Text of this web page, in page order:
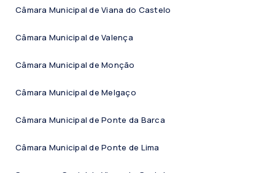
Câmara Municipal de Viana do Castelo
Câmara Municipal de Valença
Câmara Municipal de Monção
Câmara Municipal de Melgaço
Câmara Municipal de Ponte da Barca
Câmara Municipal de Ponte de Lima